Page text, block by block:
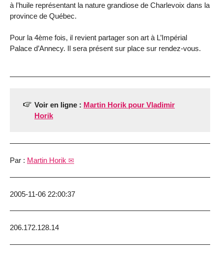
à l’huile représentant la nature grandiose de Charlevoix dans la
province de Québec.
Pour la 4ème fois, il revient partager son art à L’Impérial
Palace d’Annecy. Il sera présent sur place sur rendez-vous.
Voir en ligne : Martin Horik pour Vladimir
Horik
Par : Martin Horik
2005-11-06 22:00:37
206.172.128.14